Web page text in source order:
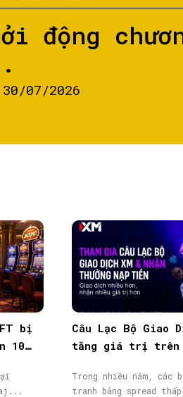
động
30/07/2026
bị
10
Câu Lạc Bộ Giao
tăng giá trị trên
Trong nhiều năm, các
tranh bằng spread